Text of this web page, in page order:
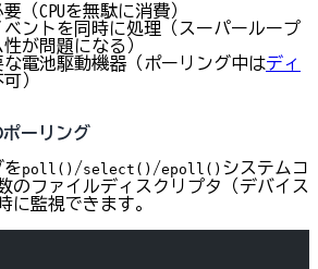
（CPUを無駄に消費）
ントを同時に処理（スーパーループ
が問題になる）
電池駆動機器（ポーリング中はディ
）
ーリング
をpoll() /select() /epoll() システムコ
のファイルディスクリプタ（デバイス
に監視できます。